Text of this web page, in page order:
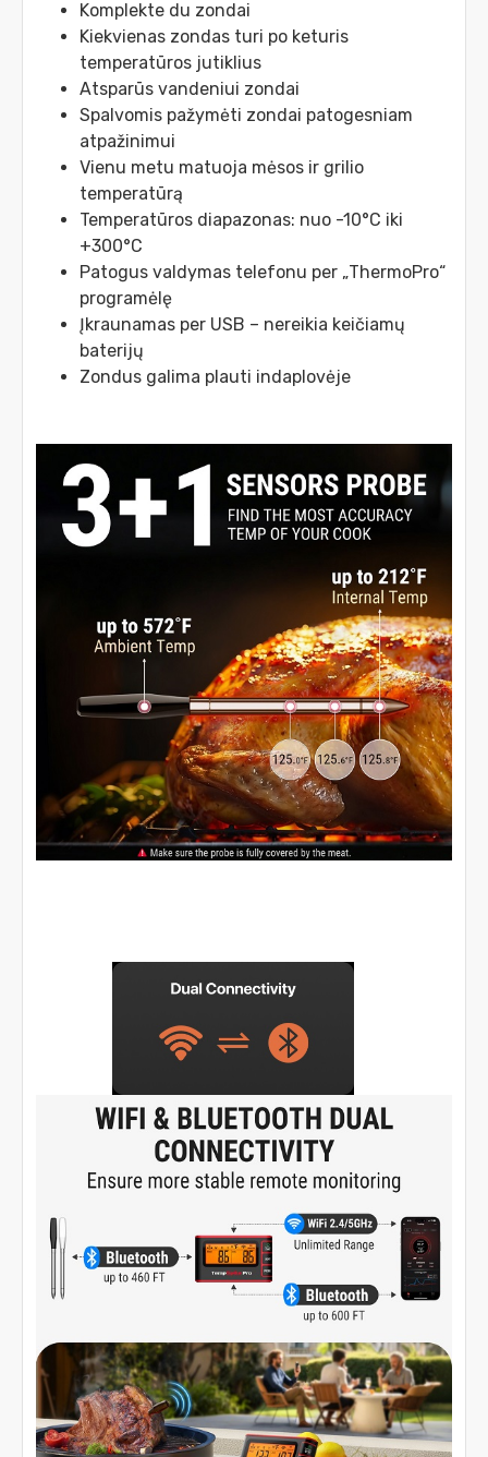
Komplekte du zondai
Kiekvienas zondas turi po keturis
temperatūros jutiklius
Atsparūs vandeniui zondai
Spalvomis pažymėti zondai patogesniam
atpažinimui
Vienu metu matuoja mėsos ir grilio
temperatūrą
Temperatūros diapazonas: nuo -10°C iki
+300°C
Patogus valdymas telefonu per „ThermoPro“
programėlę
Įkraunamas per USB – nereikia keičiamų
baterijų
Zondus galima plauti indaplovėje